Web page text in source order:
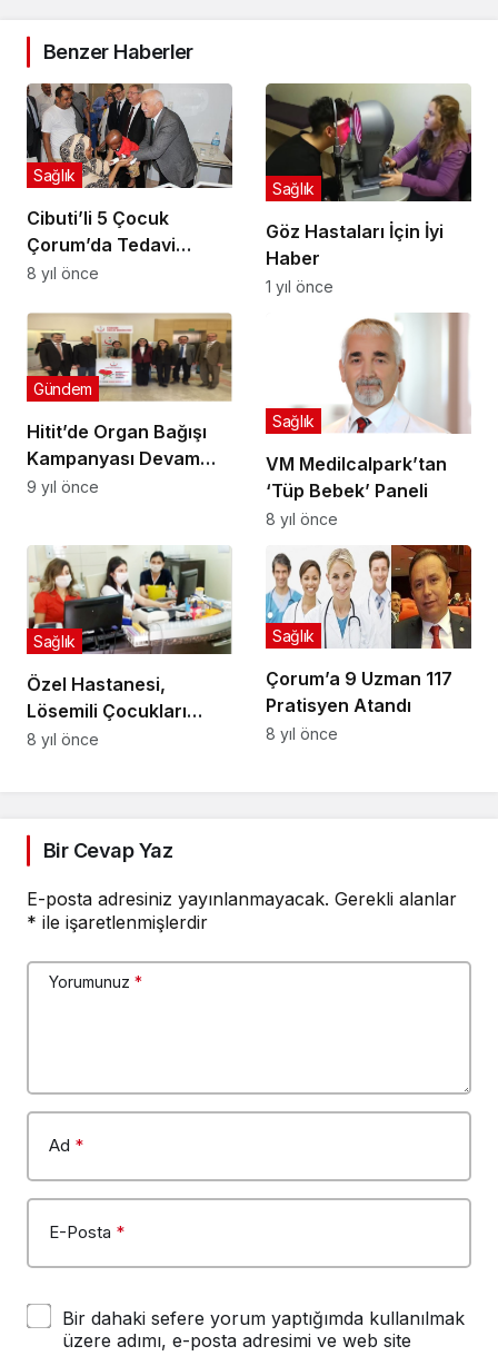
Benzer Haberler
Cibuti’li 5 Çocuk
Çorum’da Tedavi
Görüyor
Sağlık
8 yıl önce
Göz Hastaları İçin İyi
Haber
Sağlık
1 yıl önce
Hitit’de Organ Bağışı
Kampanyası Devam
Ediyor
Gündem
9 yıl önce
VM Medilcalpark’tan
‘Tüp Bebek’ Paneli
Sağlık
8 yıl önce
Özel Hastanesi,
Lösemili Çocukları
Unutmadı
Sağlık
8 yıl önce
Çorum’a 9 Uzman 117
Pratisyen Atandı
Sağlık
8 yıl önce
Bir Cevap Yaz
E-posta adresiniz yayınlanmayacak. Gerekli alanlar
* ile işaretlenmişlerdir
Yorumunuz *
Ad *
E-Posta *
Bir dahaki sefere yorum yaptığımda kullanılmak
üzere adımı, e-posta adresimi ve web site